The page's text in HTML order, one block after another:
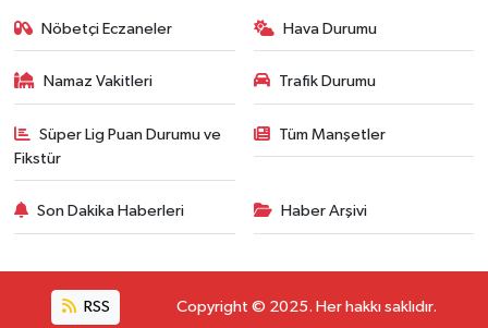
Nöbetçi Eczaneler Hava Durumu
Namaz Vakitleri Trafik Durumu
Süper Lig Puan Durumu ve
Fikstür
Tüm Manşetler
Son Dakika Haberleri Haber Arşivi
RSS Copyright © 2025. Her hakkı saklıdır.